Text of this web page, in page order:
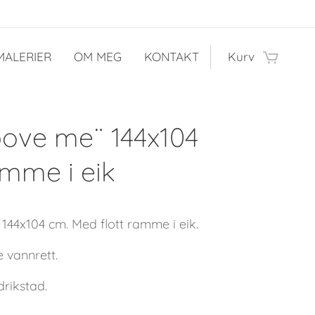
OM MEG KONTAKT Kurv
me¨ 144x104
i eik
cm. Med flott ramme i eik.
vannrett.